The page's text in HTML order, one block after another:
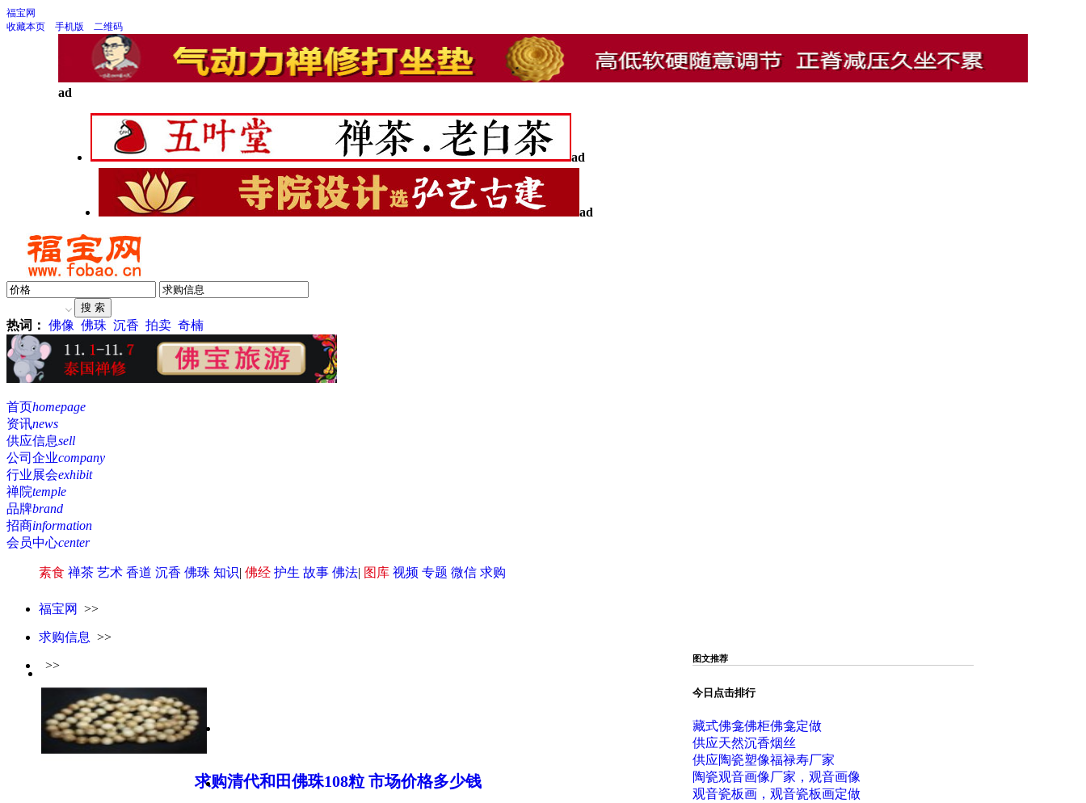
福宝网
收藏本页
手机版 二维码
ad
ad
ad
热词： 佛像 佛珠 沉香 拍卖 奇楠
首页homepage
资讯news
供应信息sell
公司企业company
行业展会exhibit
禅院temple
品牌brand
招商information
会员中心center
素食 禅茶 艺术 香道 沉香 佛珠 知识| 佛经 护生 故事 佛法| 图库 视频 专题 微信 求购
福宝网 >>
求购信息 >>
>>
求购清代和田佛珠108粒 市场价格多少钱
图文推荐
今日点击排行
藏式佛龛佛柜佛龛定做
供应天然沉香烟丝
供应陶瓷塑像福禄寿厂家
陶瓷观音画像厂家，观音画像
观音瓷板画，观音瓷板画定做